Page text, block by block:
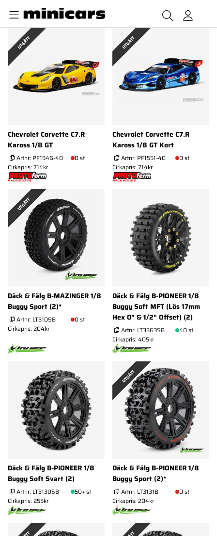
UTGÅTT
Chevrolet Corvette C7.R
Kaross 1/8 GT
Artnr: PF1546-40
0 st
Cirkapris: 714kr
UTGÅTT
Chevrolet Corvette C7.R
Kaross 1/8 GT Kort
Artnr: PF1551-40
0 st
Cirkapris: 714kr
UTGÅTT
Däck & Fälg B-MAZINGER 1/8
Buggy Sport (2)*
Artnr: LT3109B
0 st
Cirkapris: 204kr
Däck & Fälg B-PIONEER 1/8
Buggy Soft MFT (Lös 17mm
Hex 0" & 1/2" Offset) (2)
Artnr: LT3363SB
40 st
Cirkapris: 405kr
Däck & Fälg B-PIONEER 1/8
Buggy Soft Svart (2)
Artnr: LT3130SB
50+ st
Cirkapris: 255kr
UTGÅTT
Däck & Fälg B-PIONEER 1/8
Buggy Sport (2)*
Artnr: LT3131B
0 st
Cirkapris: 204kr